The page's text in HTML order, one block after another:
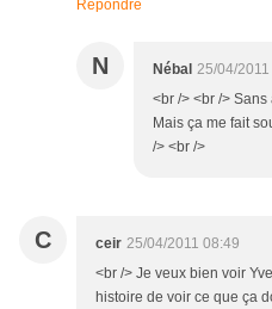
Répondre
N Nébal 25/04/2011
<br /> <br />
Mais ça me fait
/> <br />
C ceir 25/04/2011 08:49
<br /> Je veux bien voir
histoire de voir ce que ça